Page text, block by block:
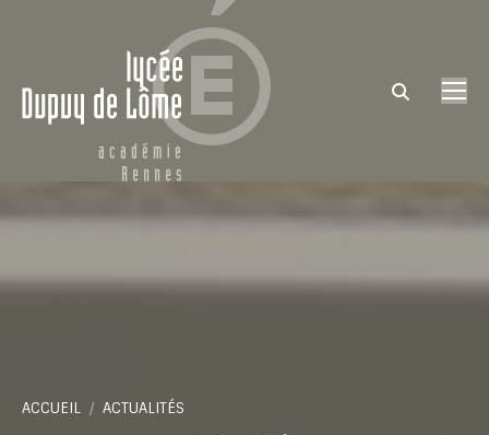
Search:
Vous êtes ici :
ACCUEIL ACTUALITÉS